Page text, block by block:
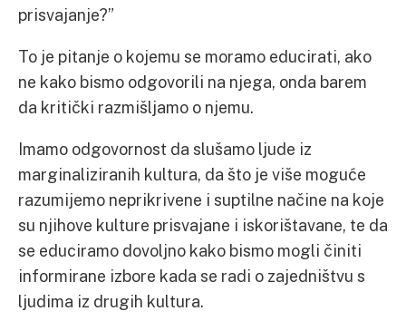
prisvajanje?”
To je pitanje o kojemu se moramo educirati, ako
ne kako bismo odgovorili na njega, onda barem
da kritički razmišljamo o njemu.
Imamo odgovornost da slušamo ljude iz
marginaliziranih kultura, da što je više moguće
razumijemo neprikrivene i suptilne načine na koje
su njihove kulture prisvajane i iskorištavane, te da
se educiramo dovoljno kako bismo mogli činiti
informirane izbore kada se radi o zajedništvu s
ljudima iz drugih kultura.